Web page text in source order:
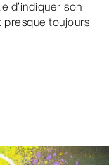
d’indiquer son
presque toujours